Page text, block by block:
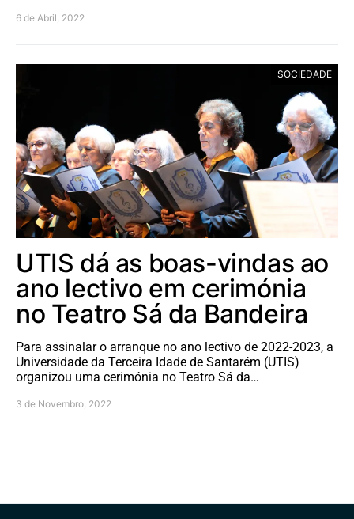
6 de Abril, 2022
SOCIEDADE
UTIS dá as boas-vindas ao
ano lectivo em cerimónia
no Teatro Sá da Bandeira
Para assinalar o arranque no ano lectivo de 2022-2023, a
Universidade da Terceira Idade de Santarém (UTIS)
organizou uma cerimónia no Teatro Sá da…
3 de Novembro, 2022